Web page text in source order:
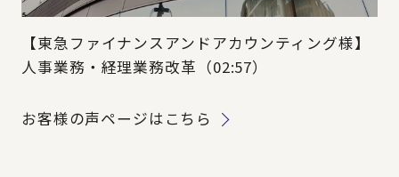
【東急ファイナンスアンドアカウンティング様】
人事業務・経理業務改革（02:57）
お客様の声ページはこちら